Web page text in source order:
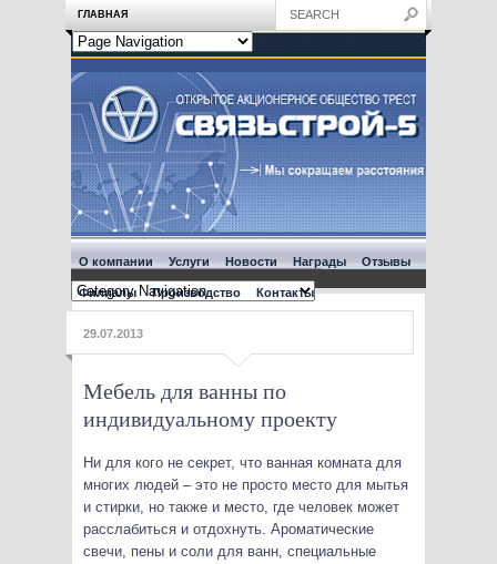
ГЛАВНАЯ
О компании Услуги Новости Награды Отзывы
Филиалы Производство Контакты
29.07.2013
Мебель для ванны по
индивидуальному проекту
Ни для кого не секрет, что ванная комната для
многих людей – это не просто место для мытья
и стирки, но также и место, где человек может
расслабиться и отдохнуть. Ароматические
свечи, пены и соли для ванн, специальные